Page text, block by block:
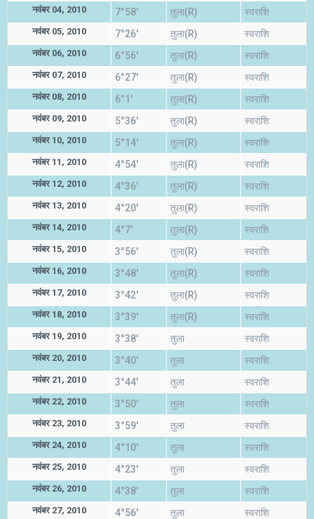
नवंबर 04, 2010 7°58' तुला(R) स्वराशि
नवंबर 05, 2010 7°26' तुला(R) स्वराशि
नवंबर 06, 2010 6°56' तुला(R) स्वराशि
नवंबर 07, 2010 6°27' तुला(R) स्वराशि
नवंबर 08, 2010 6°1' तुला(R) स्वराशि
नवंबर 09, 2010 5°36' तुला(R) स्वराशि
नवंबर 10, 2010 5°14' तुला(R) स्वराशि
नवंबर 11, 2010 4°54' तुला(R) स्वराशि
नवंबर 12, 2010 4°36' तुला(R) स्वराशि
नवंबर 13, 2010 4°20' तुला(R) स्वराशि
नवंबर 14, 2010 4°7' तुला(R) स्वराशि
नवंबर 15, 2010 3°56' तुला(R) स्वराशि
नवंबर 16, 2010 3°48' तुला(R) स्वराशि
नवंबर 17, 2010 3°42' तुला(R) स्वराशि
नवंबर 18, 2010 3°39' तुला(R) स्वराशि
नवंबर 19, 2010 3°38' तुला स्वराशि
नवंबर 20, 2010 3°40' तुला स्वराशि
नवंबर 21, 2010 3°44' तुला स्वराशि
नवंबर 22, 2010 3°50' तुला स्वराशि
नवंबर 23, 2010 3°59' तुला स्वराशि
नवंबर 24, 2010 4°10' तुला स्वराशि
नवंबर 25, 2010 4°23' तुला स्वराशि
नवंबर 26, 2010 4°38' तुला स्वराशि
नवंबर 27, 2010 4°56' तुला स्वराशि